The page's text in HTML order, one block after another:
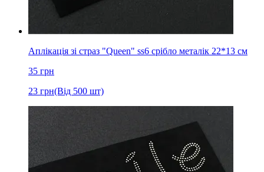
Аплікація зі страз "Queen" ss6 срібло металік 22*13 см
35 грн
23 грн(Від 500 шт)